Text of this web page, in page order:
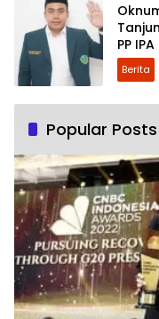
PP
Berita
Popular Posts